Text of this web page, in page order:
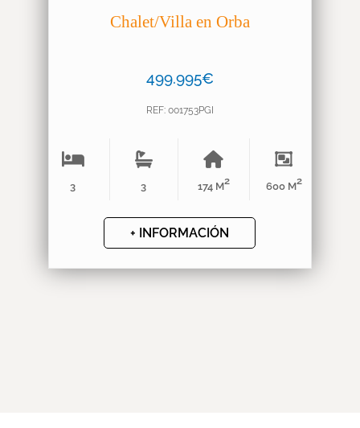
Chalet/Villa en Orba
499.995€
REF: 001753PGI
3 3 174 M2 600 M2
+ INFORMACIÓN